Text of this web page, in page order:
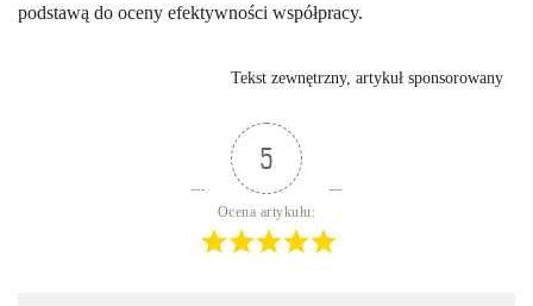
podstawą do oceny efektywności współpracy.
Tekst zewnętrzny, artykuł sponsorowany
5
Ocena artykułu: